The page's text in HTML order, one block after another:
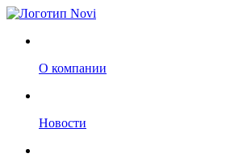
О компании
Новости